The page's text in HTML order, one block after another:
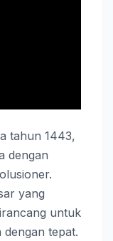
tahun 1443,
dengan
yang
untuk
tepat.